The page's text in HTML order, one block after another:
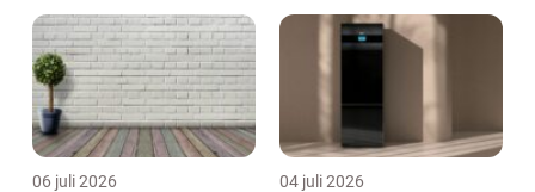
06 juli 2026 04 juli 2026